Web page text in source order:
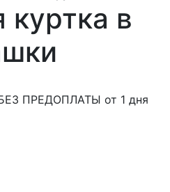
в
ПРЕДОПЛАТЫ от 1 дня